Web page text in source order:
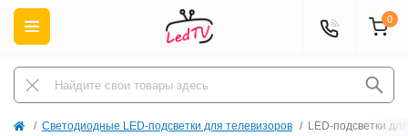
0
Светодиодные LED-подсветки для телевизоров LED-подсветки